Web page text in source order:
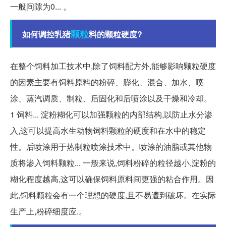
一般间隙为0... 。
如何调控乳猪颗粒料的颗粒硬度?
在整个饲料加工技术中,除了饲料配方外,能够影响颗粒硬度
的因素主要有饲料原料的粉碎、膨化、混合、加水、喷
涂、蒸汽调质、制粒、后固化和后喷涂以及干燥和冷却。
1 饲料... 淀粉糊化可以加强颗粒的内部结构,以防止水分渗
入,这可以提高水生动物饲料颗粒的硬度和在水中的稳定
性。后喷涂用于热制粒喷涂技术中。喷涂的油脂或其他物
质将渗入饲料颗粒... 一般来说,饲料粉碎的粒径越小,淀粉的
糊化程度越高,这可以确保饲料原料间更强的粘合作用。因
此,饲料颗粒会有一个理想的硬度,且不易遭到破坏。在实际
生产上,粉碎细度应.。